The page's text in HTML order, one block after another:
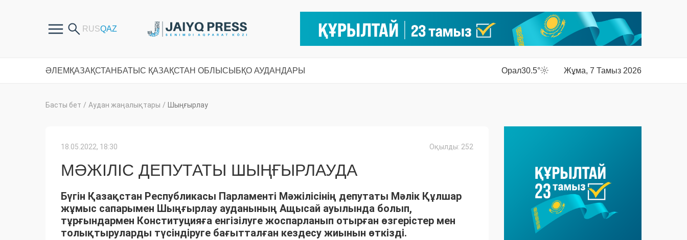
ӘЛЕМ ҚАЗАҚСТАН БАТЫС ҚАЗАҚСТАН ОБЛЫСЫ БҚО АУДАНДАРЫ Орал30.5° Жұма, 7 Тамыз 2026
Басты бет / Аудан жаңалықтары / Шыңғырлау
18.05.2022, 18:30 Оқылды: 252
МӘЖІЛІС ДЕПУТАТЫ ШЫҢҒЫРЛАУДА
Бүгін Қазақстан Республикасы Парламенті Мәжілісінің депутаты Мәлік Құлшар
жұмыс сапарымен Шыңғырлау ауданының Ащысай ауылында болып,
тұрғындармен Конституцияға енгізілуге жоспарланып отырған өзгерістер мен
толықтыруларды түсіндіруге бағытталған кездесу жиынын өткізді.